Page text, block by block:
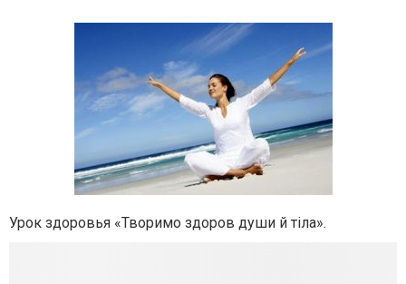
Урок здоровья «Творимо здоров души й тіла».